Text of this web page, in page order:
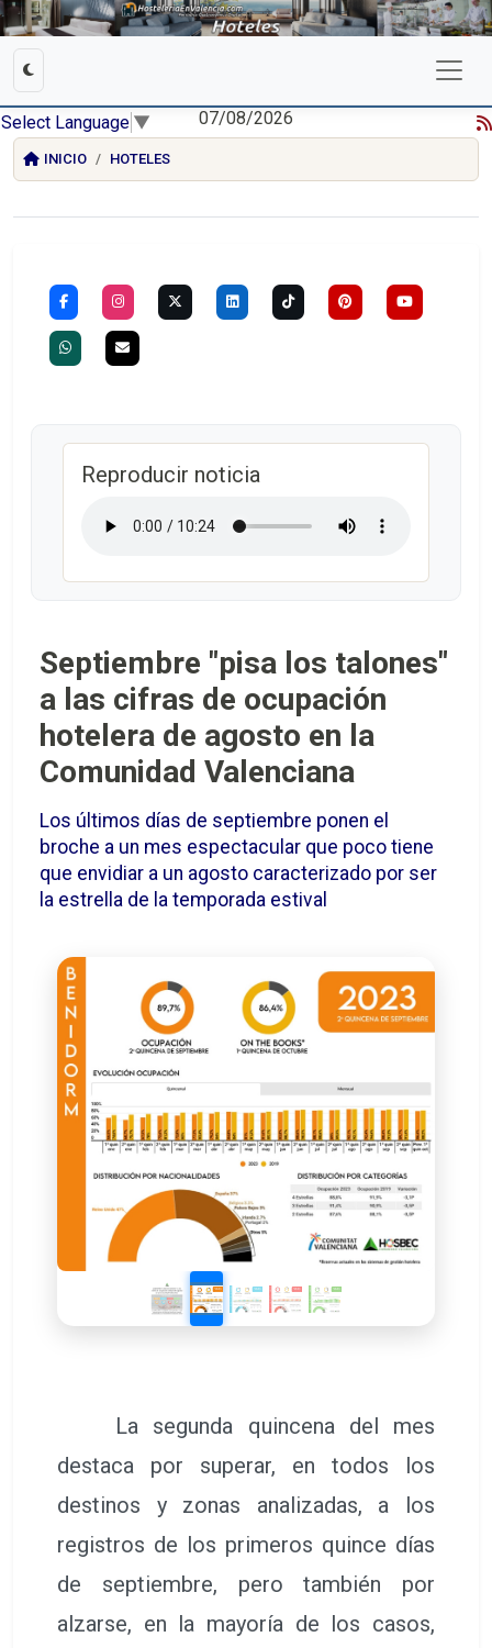
Select Language ▼ 07/08/2026
INICIO HOTELES
Reproducir noticia
Septiembre "pisa los talones"
a las cifras de ocupación
hotelera de agosto en la
Comunidad Valenciana
Los últimos días de septiembre ponen el
broche a un mes espectacular que poco tiene
que envidiar a un agosto caracterizado por ser
la estrella de la temporada estival
La segunda quincena del mes
destaca por superar, en todos los
destinos y zonas analizadas, a los
registros de los primeros quince días
de septiembre, pero también por
alzarse, en la mayoría de los casos,